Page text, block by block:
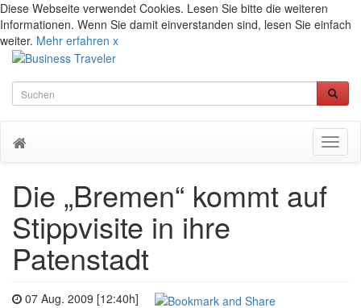
Diese Webseite verwendet Cookies. Lesen Sie bitte die weiteren
Informationen. Wenn Sie damit einverstanden sind, lesen Sie einfach
weiter. Mehr erfahren x
Die „Bremen“ kommt auf
Stippvisite in ihre
Patenstadt
07 Aug. 2009 [12:40h]